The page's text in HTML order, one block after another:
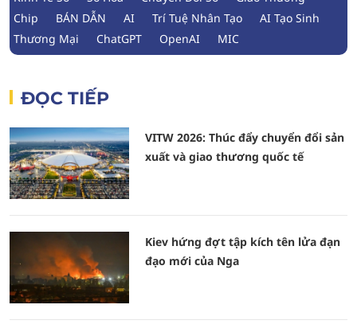
Chip
BÁN DẪN AI Trí Tuệ Nhân Tạo
AI Tạo Sinh
Thương Mại
ChatGPT OpenAI MIC
ĐỌC TIẾP
VITW 2026: Thúc đẩy chuyển đổi sản
xuất và giao thương quốc tế
Kiev hứng đợt tập kích tên lửa đạn
đạo mới của Nga